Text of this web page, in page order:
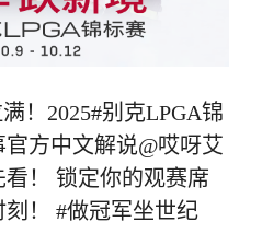
！2025#别克LPGA锦
方中文解说@哎呀艾
！ 锁定你的观赛席
！ #做冠军坐世纪